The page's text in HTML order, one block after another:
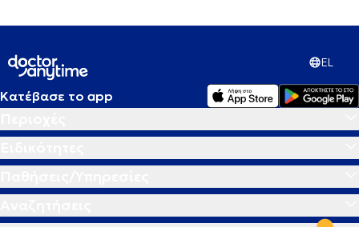
EL
Κατέβασε το app